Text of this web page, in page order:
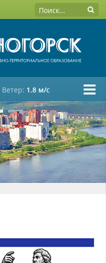
Ветер: 1.8 м/c